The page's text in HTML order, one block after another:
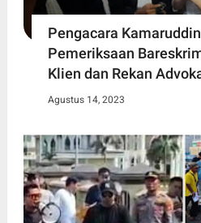
Pengacara
Pemeriksaan
Klien dan Rekan
Agustus 14, 2023